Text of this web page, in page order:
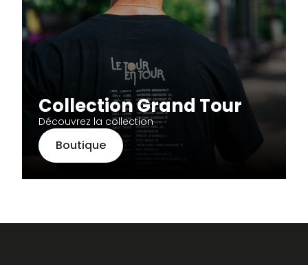
Collection Grand Tour
Découvrez la collection
Boutique